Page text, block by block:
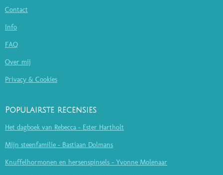
Contact
Info
FAQ
Over mij
Privacy & Cookies
Populairste recensies
Het dagboek van Rebecca - Ester Hartholt
Mijn steenfamilie - Bastiaan Dolmans
Knuffelhormonen en hersenspinsels - Yvonne Molenaar